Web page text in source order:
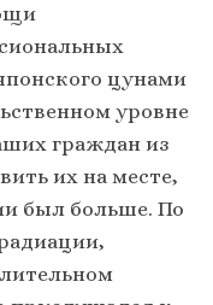
цунами
уровне
граждан из
их на месте,
был больше. По